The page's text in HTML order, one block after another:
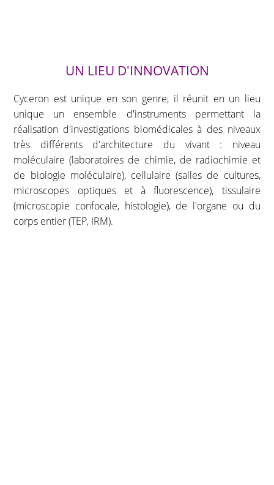
UN LIEU D'INNOVATION
Cyceron est unique en son genre, il réunit en un lieu
unique un ensemble d'instruments permettant la
réalisation d'investigations biomédicales à des niveaux
très différents d'architecture du vivant : niveau
moléculaire (laboratoires de chimie, de radiochimie et
de biologie moléculaire), cellulaire (salles de cultures,
microscopes optiques et à fluorescence), tissulaire
(microscopie confocale, histologie), de l'organe ou du
corps entier (TEP, IRM).